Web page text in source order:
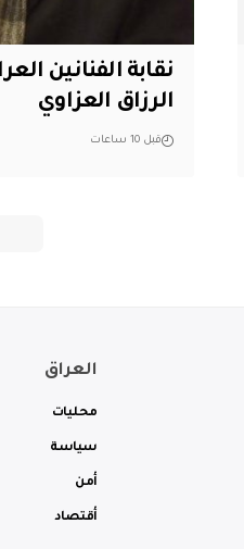
نقابة الفنانين
الرزاق العزاوي
قبل 10 ساعات
العراق
محليات
سياسة
أمن
أقتصاد